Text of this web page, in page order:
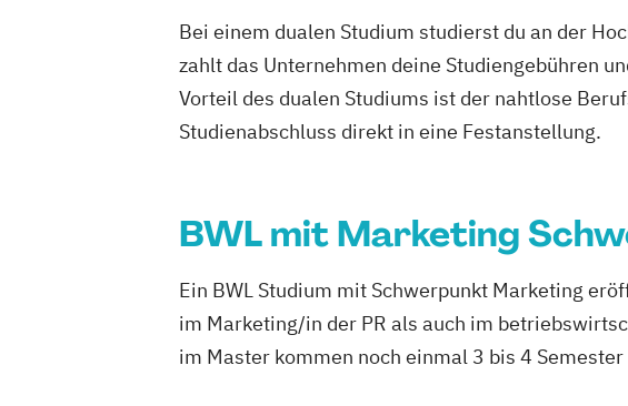
Bei einem dualen Studium studierst du an der
zahlt das Unternehmen deine Studiengebühren
Vorteil des dualen Studiums ist der nahtlose
Studienabschluss direkt in eine Festanstellung.
BWL mit Marketing
Ein BWL Studium mit Schwerpunkt Marketing
im Marketing/in der PR als auch im
im Master kommen noch einmal 3 bis 4 Semester